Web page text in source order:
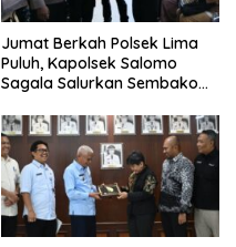
Jumat Berkah Polsek Lima
Puluh, Kapolsek Salomo
Sagala Salurkan Sembako
Gambus